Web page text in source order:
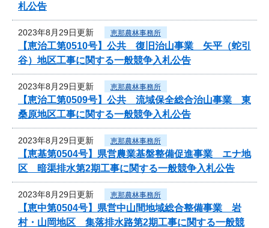
札公告
2023年8月29日更新 恵那農林事務所
【恵治工第0510号】公共 復旧治山事業 矢平（蛇引
谷）地区工事に関する一般競争入札公告
2023年8月29日更新 恵那農林事務所
【恵治工第0509号】公共 流域保全総合治山事業 東
桑原地区工事に関する一般競争入札公告
2023年8月29日更新 恵那農林事務所
【恵基第0504号】県営農業基盤整備促進事業 エナ地
区 暗渠排水第2期工事に関する一般競争入札公告
2023年8月29日更新 恵那農林事務所
【恵中第0504号】県営中山間地域総合整備事業 岩
村・山岡地区 集落排水路第2期工事に関する一般競